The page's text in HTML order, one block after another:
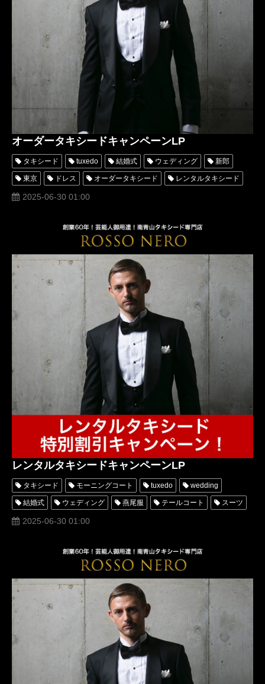
オーダータキシードキャンペーンLP
タキシード tuxedo 結婚式 ウェディング 新郎
東京 ドレス オーダータキシード レンタルタキシード
高級 格安 口コミ
2025-06-30 01:00
レンタルタキシードキャンペーンLP
タキシード モーニングコート tuxedo wedding
結婚式 ウェディング 燕尾服 テールコート スーツ
ドレス オーダータキシード
オーダースーツ レディース 安い 成人式
WEDDING
2025-06-30 01:00